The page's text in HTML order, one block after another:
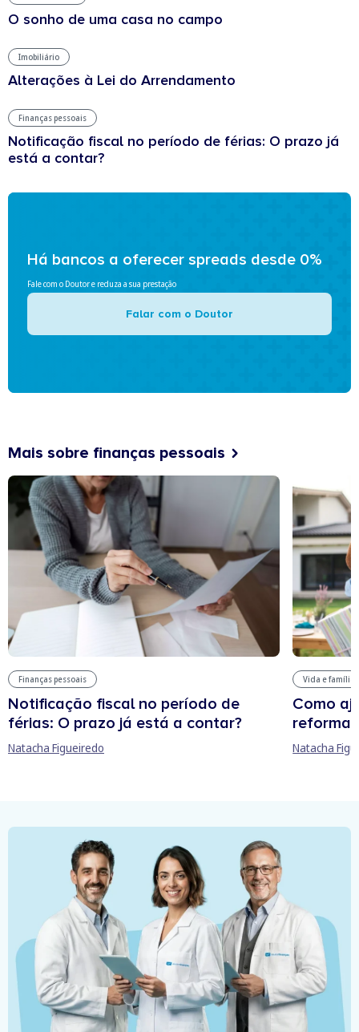
O sonho de uma casa no campo
Imobiliário
Alterações à Lei do Arrendamento
Finanças pessoais
Notificação fiscal no período de férias: O prazo já
está a contar?
Há bancos a oferecer spreads desde 0%
Fale com o Doutor e reduza a sua prestação
Falar com o Doutor
Mais sobre finanças pessoais
Finanças pessoais
Notificação fiscal no período de
férias: O prazo já está a contar?
Natacha Figueiredo
Vida e família
Como
reforma
Natacha